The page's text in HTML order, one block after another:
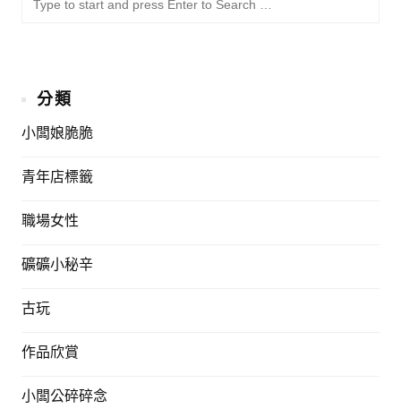
分類
小闆娘脆脆
青年店標籤
職場女性
礦礦小秘辛
古玩
作品欣賞
小闆公碎碎念